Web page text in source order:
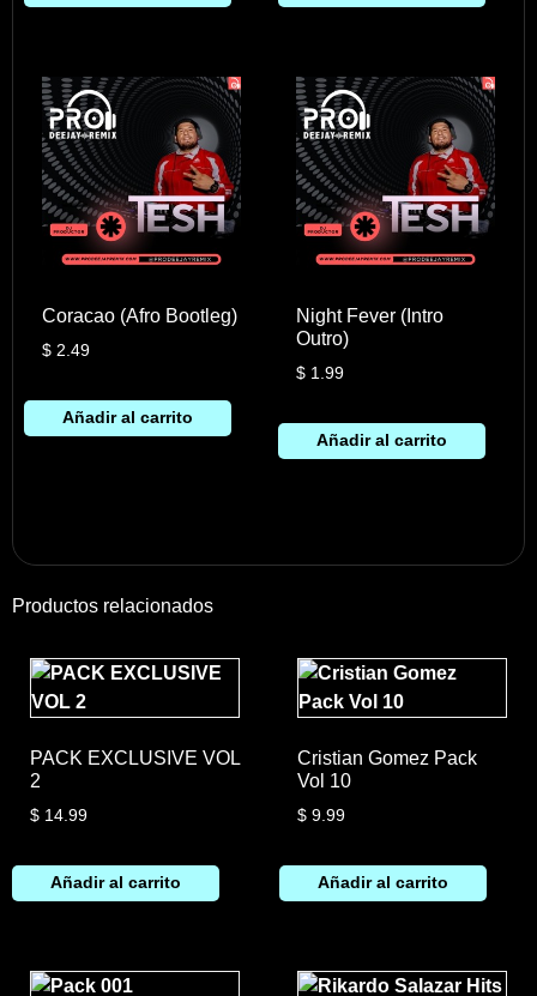
Coracao (Afro Bootleg)
$2.49
Añadir al carrito
Night Fever (Intro
Outro)
$ 1.99
Añadir al carrito
Productos relacionados
PACK EXCLUSIVE VOL
2
$ 14.99
Añadir al carrito
Cristian Gomez Pack
Vol 10
$9.99
Añadir al carrito